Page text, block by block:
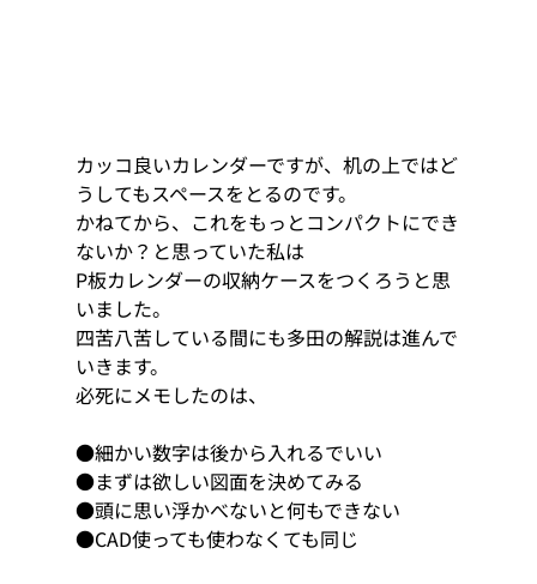
カッコ良いカレンダーですが、机の上ではど
うしてもスペースをとるのです。
かねてから、これをもっとコンパクトにでき
ないか？と思っていた私は
P板カレンダーの収納ケースをつくろうと思
いました。
四苦八苦している間にも多田の解説は進んで
いきます。
必死にメモしたのは、
●細かい数字は後から入れるでいい
●まずは欲しい図面を決めてみる
●頭に思い浮かべないと何もできない
●CAD使っても使わなくても同じ